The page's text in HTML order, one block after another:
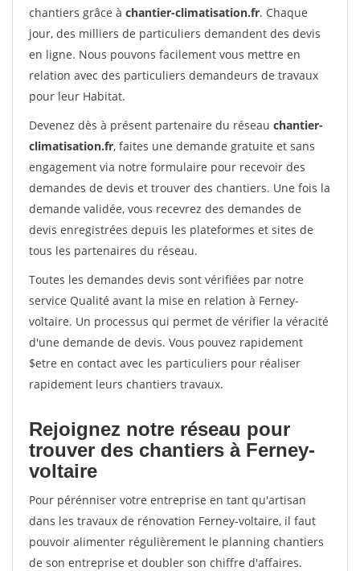
chantiers grâce à chantier-climatisation.fr. Chaque
jour, des milliers de particuliers demandent des devis
en ligne. Nous pouvons facilement vous mettre en
relation avec des particuliers demandeurs de travaux
pour leur Habitat.
Devenez dès à présent partenaire du réseau chantier-
climatisation.fr, faites une demande gratuite et sans
engagement via notre formulaire pour recevoir des
demandes de devis et trouver des chantiers. Une fois la
demande validée, vous recevrez des demandes de
devis enregistrées depuis les plateformes et sites de
tous les partenaires du réseau.
Toutes les demandes devis sont vérifiées par notre
service Qualité avant la mise en relation à Ferney-
voltaire. Un processus qui permet de vérifier la véracité
d'une demande de devis. Vous pouvez rapidement
$etre en contact avec les particuliers pour réaliser
rapidement leurs chantiers travaux.
Rejoignez notre réseau pour
trouver des chantiers à Ferney-
voltaire
Pour pérénniser votre entreprise en tant qu'artisan
dans les travaux de rénovation Ferney-voltaire, il faut
pouvoir alimenter régulièrement le planning chantiers
de son entreprise et doubler son chiffre d'affaires.